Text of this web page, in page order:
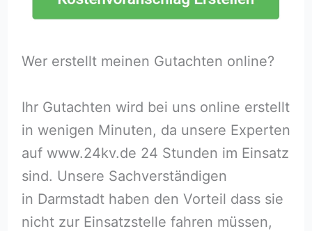
Wer erstellt meinen Gutachten online?
Ihr Gutachten wird bei uns online erstellt
in wenigen Minuten, da unsere Experten
auf www.24kv.de 24 Stunden im Einsatz
sind. Unsere Sachverständigen
in Darmstadt haben den Vorteil dass sie
nicht zur Einsatzstelle fahren müssen,